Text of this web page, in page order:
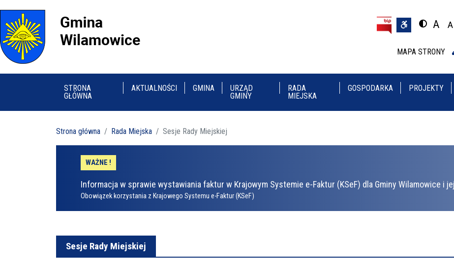
A
A
MAPA STRONY
STRONA
GŁÓWNA
AKTUALNOŚCI GMINA
URZĄD
GMINY
RADA
MIEJSKA
GOSPODARKA PROJEKTY
Strona główna Rada Miejska Sesje Rady Miejskiej
WAŻNE !
Informacja w sprawie wystawiania faktur w Krajowym Systemie e-Faktur (KSeF) dla Gminy Wilamowice i
Obowiązek korzystania z Krajowego Systemu e-Faktur (KSeF)
Sesje Rady Miejskiej